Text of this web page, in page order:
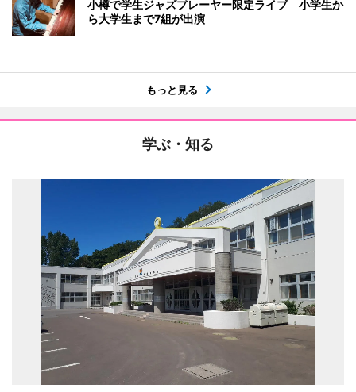
小樽で学生ジャズプレーヤー限定ライブ 小学生か
ら大学生まで7組が出演
もっと見る
学ぶ・知る